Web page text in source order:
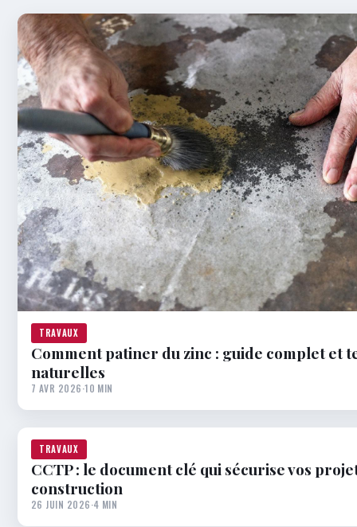
TRAVAUX
Comment patiner du zinc : guide complet et
naturelles
7 AVR 2026·10 MIN
TRAVAUX
CCTP : le document clé qui sécurise vos
construction
26 JUIN 2026·4 MIN